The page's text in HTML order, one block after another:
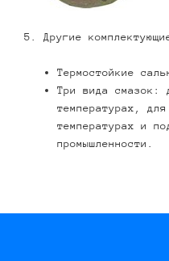
5. Другие
Термостойкие
Три вида смазок:
температурах,
температурах и
промышленности.